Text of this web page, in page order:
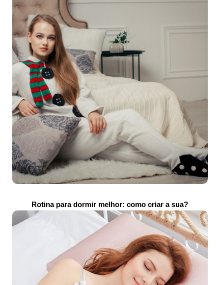
Rotina para dormir melhor: como criar a sua?